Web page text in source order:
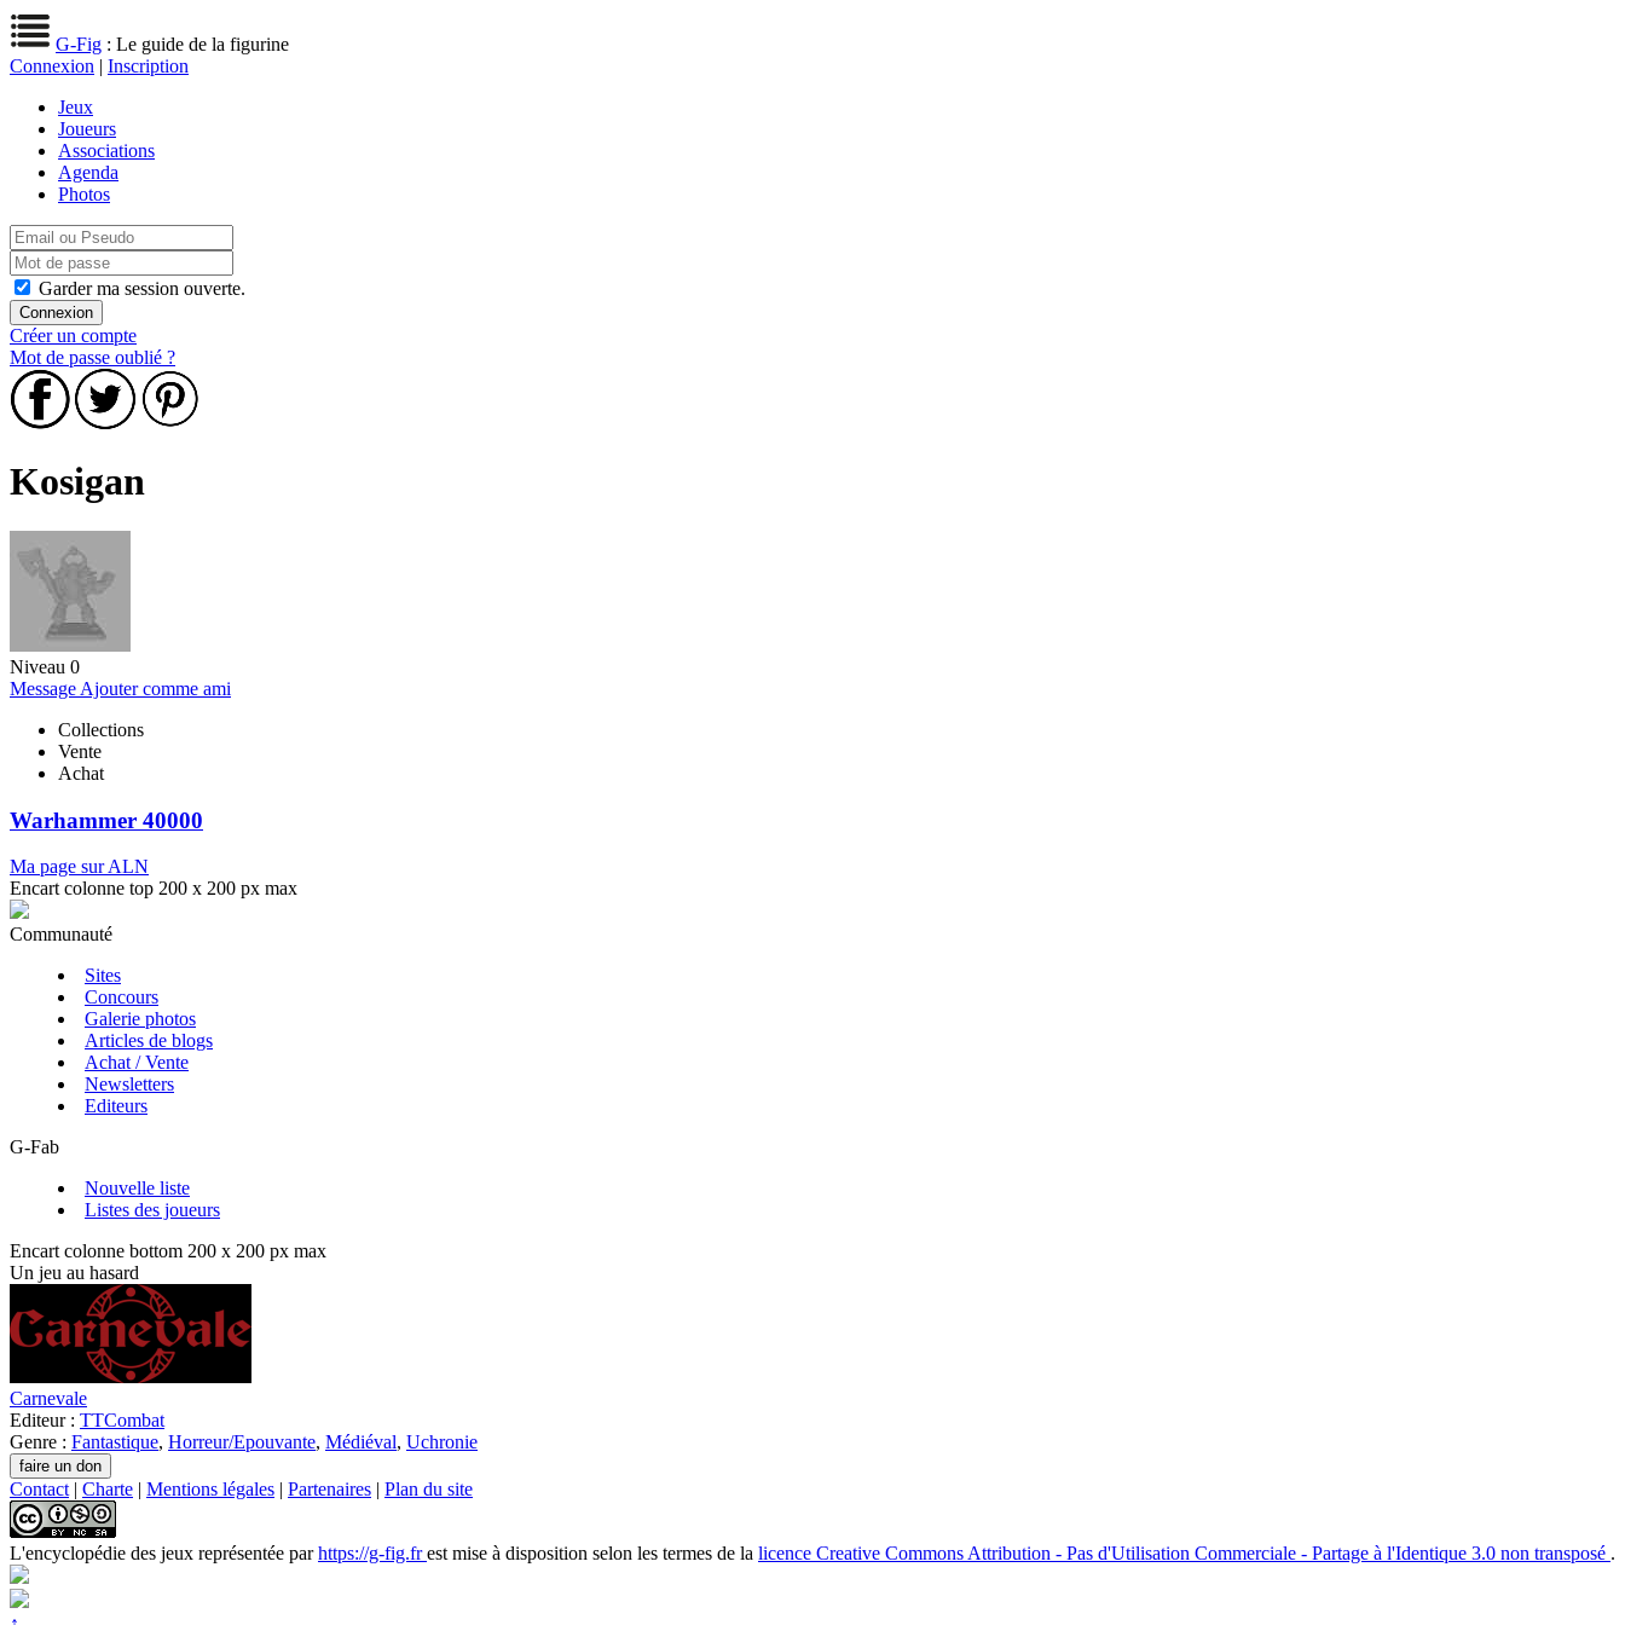
G-Fig : Le guide de la figurine
Connexion | Inscription
Jeux
Joueurs
Associations
Agenda
Photos
Garder ma session ouverte.
Créer un compte
Mot de passe oublié ?
Kosigan
Niveau 0
Message Ajouter comme ami
Collections
Vente
Achat
Warhammer 40000
Ma page sur ALN
Encart colonne top 200 x 200 px max
Communauté
Sites
Concours
Galerie photos
Articles de blogs
Achat / Vente
Newsletters
Editeurs
G-Fab
Nouvelle liste
Listes des joueurs
Encart colonne bottom 200 x 200 px max
Un jeu au hasard
Carnevale
Editeur : TTCombat
Genre : Fantastique, Horreur/Epouvante, Médiéval, Uchronie
Contact | Charte | Mentions légales | Partenaires | Plan du site
L'encyclopédie des jeux représentée parhttps://g-fig.frest mise à disposition selon les termes de la licence Creative Commons Attribution - Pas d'Utilisation Commerciale - Partage à l'Identique 3.0 non transposé .